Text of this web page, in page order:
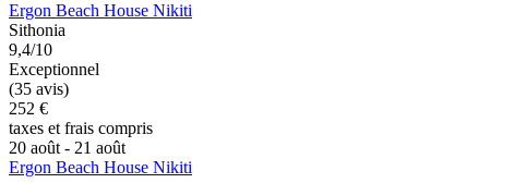
Ergon Beach House Nikiti
Sithonia
9,4/10
Exceptionnel
(35 avis)
252 €
taxes et frais compris
20 août - 21 août
Ergon Beach House Nikiti